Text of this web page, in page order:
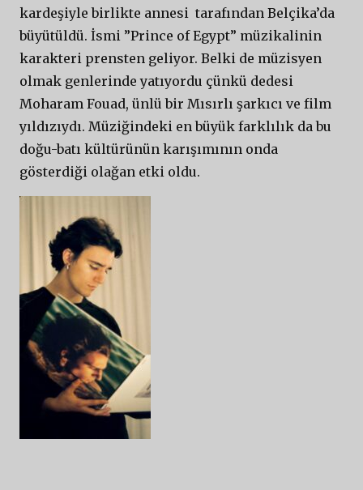
kardeşiyle birlikte annesi tarafından Belçika’da
büyütüldü. İsmi ”Prince of Egypt” müzikalinin
karakteri prensten geliyor. Belki de müzisyen
olmak genlerinde yatıyordu çünkü dedesi
Moharam Fouad, ünlü bir Mısırlı şarkıcı ve film
yıldızıydı. Müziğindeki en büyük farklılık da bu
doğu-batı kültürünün karışımının onda
gösterdiği olağan etki oldu.